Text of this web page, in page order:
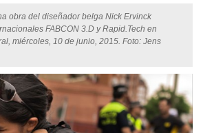
obra del diseñador belga Nick Ervinck
FABCON 3.D y Rapid.Tech en
miércoles, 10 de junio, 2015. Foto: Jens